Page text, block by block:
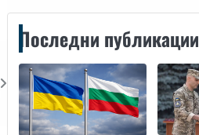
Последни публикации